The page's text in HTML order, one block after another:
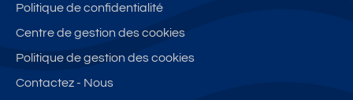
Politique de confidentialité
Centre de gestion des cookies
Politique de gestion des cookies
Contactez - Nous